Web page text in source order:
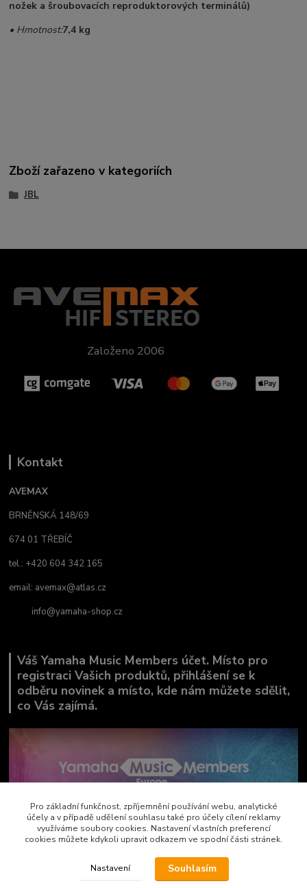
nožek a šroubovacích reproduktorových terminálů)
• Hmotnost:7,4 kg
Zboží zařazeno v kategoriích
JBL
Založeno 2006
Kontakt
AVEMAX
BRNĚNSKÁ 148/69
674 01 TŘEBÍČ
tel.: +420 604 342 165
email: avemax@atlas.cz
info@yamaha-shop.cz
Váš Yamaha Music Members účet. Místo pro
registraci Vašich produktů, přihlášení se k
odběru novinek a místo, kde nám můžete sdělit,
co Vás zajímá.
Pro základní funkčnost, zpříjemnění používání webu, analytické
účely a v případě udělení souhlasu také pro účely cílení reklamy
využíváme soubory cookies. Nastavení vlastních preferencí
cookies můžete kdykoli upravit odkazem ve spodní části stránek.
Nastavení Souhlasím